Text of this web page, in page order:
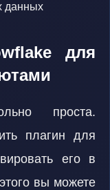
данных
для
проста.
плагин для
его в
вы можете